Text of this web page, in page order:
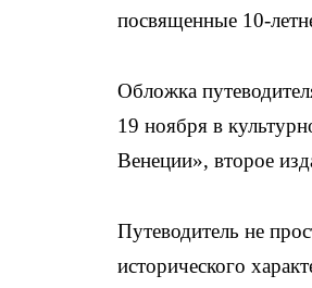
посвященные 10-
Обложка
19 ноября в
Венеции», второе
Путеводитель не
исторического